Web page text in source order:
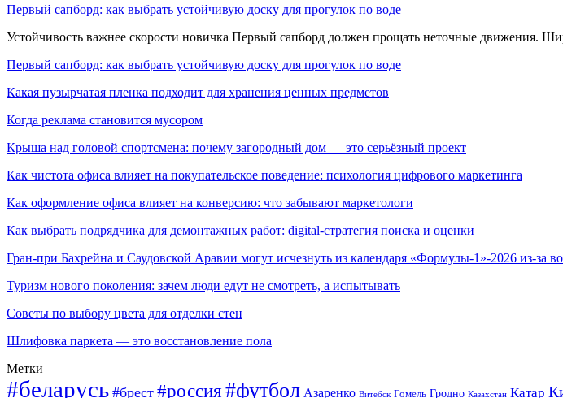
Первый сапборд: как выбрать устойчивую доску для прогулок по воде
Устойчивость важнее скорости новичка Первый сапборд должен прощать неточные движения.
Первый сапборд: как выбрать устойчивую доску для прогулок по воде
Какая пузырчатая пленка подходит для хранения ценных предметов
Когда реклама становится мусором
Крыша над головой спортсмена: почему загородный дом — это серьёзный проект
Как чистота офиса влияет на покупательское поведение: психология цифрового маркетинга
Как оформление офиса влияет на конверсию: что забывают маркетологи
Как выбрать подрядчика для демонтажных работ: digital-стратегия поиска и оценки
Гран-при Бахрейна и Саудовской Аравии могут исчезнуть из календаря «Формулы-1»-2026 из-за
Туризм нового поколения: зачем люди едут не смотреть, а испытывать
Советы по выбору цвета для отделки стен
Шлифовка паркета — это восстановление пола
Метки
#беларусь #брест #россия#футбол Азаренко Витебск Гомель Гродно Казахстан Катар